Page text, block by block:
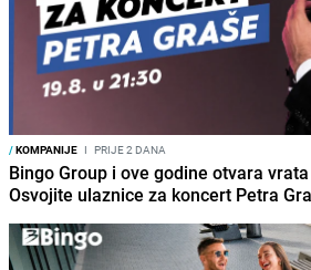
/KOMPANIJE I PRIJE 2 DANA
Bingo Group i ove godine otvara
Osvojite ulaznice za koncert Petra